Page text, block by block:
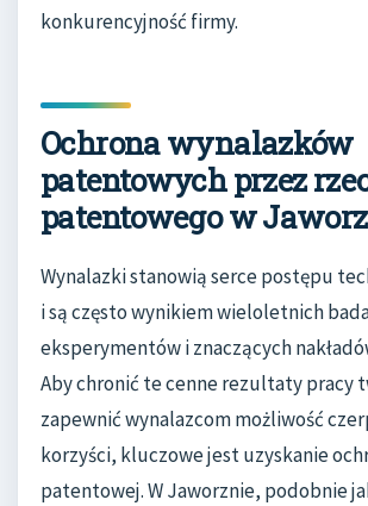
konkurencyjność firmy.
Ochrona wynalazków
patentowych przez
patentowego w
Wynalazki stanowią serce postępu
i są często wynikiem wieloletnich
eksperymentów i znaczących
Aby chronić te cenne rezultaty pracy
zapewnić wynalazcom możliwość
korzyści, kluczowe jest uzyskanie
patentowej. W Jaworznie, podobnie